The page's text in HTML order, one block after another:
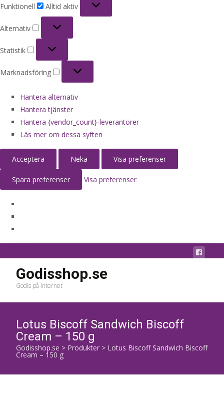
Funktionell
Alltid aktiv
Alternativ
Statistik
Marknadsföring
Hantera alternativ
Hantera tjänster
Hantera {vendor_count}-leverantörer
Läs mer om dessa syften
Acceptera Neka Visa preferenser
Spara preferenser Visa preferenser
Godisshop.se
Godis på internet
Lotus Biscoff Sandwich Biscoff
Cream – 150 g
Godisshop.se > Produkter > Lotus Biscoff Sandwich Biscoff
Cream – 150 g